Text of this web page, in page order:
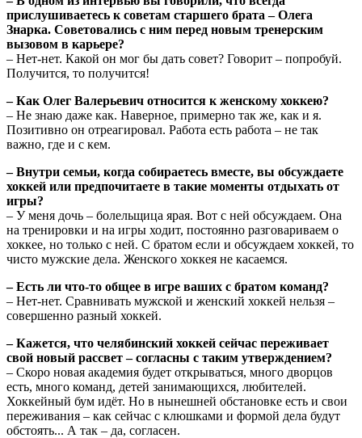
прислушиваетесь к советам старшего брата – Олега
Знарка. Советовались с ним перед новым тренерским
вызовом в карьере?
– Нет-нет. Какой он мог бы дать совет? Говорит – попробуй.
Получится, то получится!
– Как Олег Валерьевич относится к женскому хоккею?
– Не знаю даже как. Наверное, примерно так же, как и я.
Позитивно он отреагировал. Работа есть работа – не так
важно, где и с кем.
– Внутри семьи, когда собираетесь вместе, вы обсуждаете
хоккей или предпочитаете в такие моменты отдыхать от
игры?
– У меня дочь – болельщица ярая. Вот с ней обсуждаем. Она
на тренировки и на игры ходит, постоянно разговариваем о
хоккее, но только с ней. С братом если и обсуждаем хоккей, то
чисто мужские дела. Женского хоккея не касаемся.
– Есть ли что-то общее в игре ваших с братом команд?
– Нет-нет. Сравнивать мужской и женский хоккей нельзя –
совершенно разный хоккей.
– Кажется, что челябинский хоккей сейчас переживает
свой новый рассвет – согласны с таким утверждением?
– Скоро новая академия будет открываться, много дворцов
есть, много команд, детей занимающихся, любителей.
Хоккейный бум идёт. Но в нынешней обстановке есть и свои
переживания – как сейчас с клюшками и формой дела будут
обстоять... А так – да, согласен.